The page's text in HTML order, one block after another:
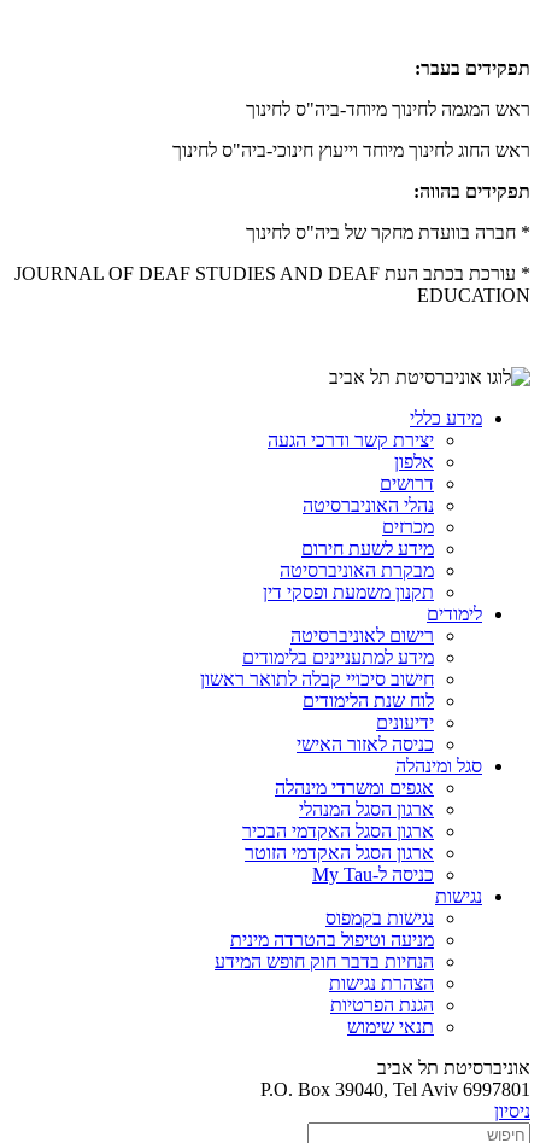
תפקידים בעבר:
ראש המגמה לחינוך מיוחד-ביה"ס לחינוך
ראש החוג לחינוך מיוחד וייעוץ חינוכי-ביה"ס לחינוך
תפקידים בהווה:
* חברה בוועדת מחקר של ביה"ס לחינוך
* עורכת בכתב העת JOURNAL OF DEAF STUDIES AND DEAF
EDUCATION
מידע כללי
יצירת קשר ודרכי הגעה
אלפון
דרושים
נהלי האוניברסיטה
מכרזים
מידע לשעת חירום
מבקרת האוניברסיטה
תקנון משמעת ופסקי דין
לימודים
רישום לאוניברסיטה
מידע למתעניינים בלימודים
חישוב סיכויי קבלה לתואר ראשון
לוח שנת הלימודים
ידיעונים
כניסה לאזור האישי
סגל ומינהלה
אגפים ומשרדי מינהלה
ארגון הסגל המנהלי
ארגון הסגל האקדמי הבכיר
ארגון הסגל האקדמי הזוטר
כניסה ל-My Tau
נגישות
נגישות בקמפוס
מניעה וטיפול בהטרדה מינית
הנחיות בדבר חוק חופש המידע
הצהרת נגישות
הגנת הפרטיות
תנאי שימוש
אוניברסיטת תל אביב
P.O. Box 39040, Tel Aviv 6997801
ניסיון